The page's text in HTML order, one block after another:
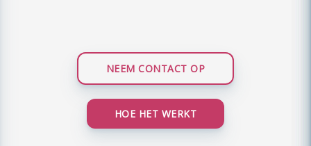
NEEM CONTACT OP
HOE HET WERKT